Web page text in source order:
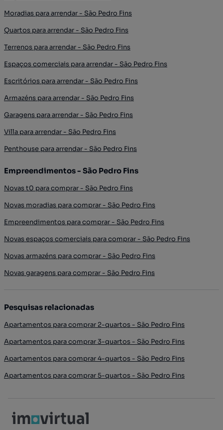
Moradias para arrendar - São Pedro Fins
Quartos para arrendar - São Pedro Fins
Terrenos para arrendar - São Pedro Fins
Espaços comerciais para arrendar - São Pedro Fins
Escritórios para arrendar - São Pedro Fins
Armazéns para arrendar - São Pedro Fins
Garagens para arrendar - São Pedro Fins
Villa para arrendar - São Pedro Fins
Penthouse para arrendar - São Pedro Fins
Empreendimentos - São Pedro Fins
Novas t0 para comprar - São Pedro Fins
Novas moradias para comprar - São Pedro Fins
Empreendimentos para comprar - São Pedro Fins
Novas espaços comerciais para comprar - São Pedro Fins
Novas armazéns para comprar - São Pedro Fins
Novas garagens para comprar - São Pedro Fins
Pesquisas relacionadas
Apartamentos para comprar 2-quartos - São Pedro Fins
Apartamentos para comprar 3-quartos - São Pedro Fins
Apartamentos para comprar 4-quartos - São Pedro Fins
Apartamentos para comprar 5-quartos - São Pedro Fins